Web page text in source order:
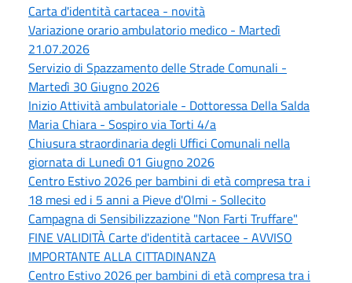
Carta d'identità cartacea - novità
Variazione orario ambulatorio medico - Martedì
21.07.2026
Servizio di Spazzamento delle Strade Comunali -
Martedì 30 Giugno 2026
Inizio Attività ambulatoriale - Dottoressa Della Salda
Maria Chiara - Sospiro via Torti 4/a
Chiusura straordinaria degli Uffici Comunali nella
giornata di Lunedì 01 Giugno 2026
Centro Estivo 2026 per bambini di età compresa tra i
18 mesi ed i 5 anni a Pieve d'Olmi - Sollecito
Campagna di Sensibilizzazione "Non Farti Truffare"
FINE VALIDITÀ Carte d'identità cartacee - AVVISO
IMPORTANTE ALLA CITTADINANZA
Centro Estivo 2026 per bambini di età compresa tra i